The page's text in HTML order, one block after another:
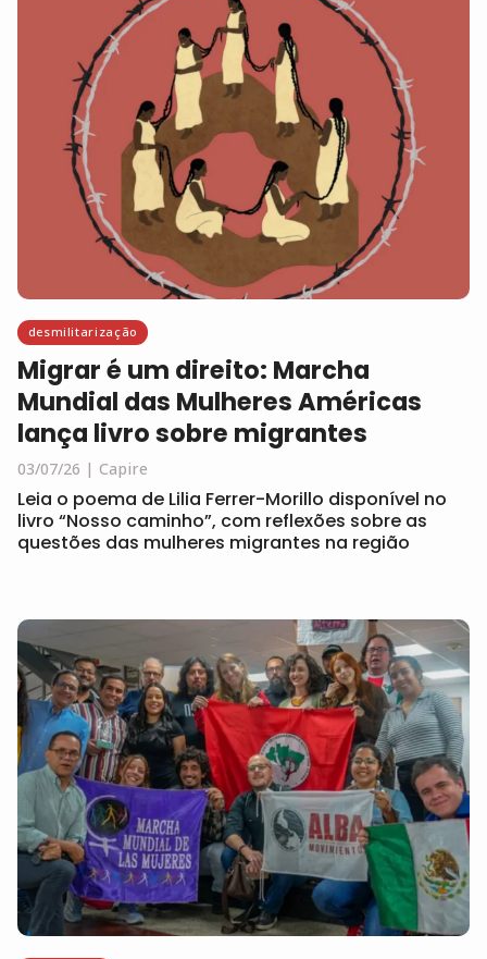
desmilitarização
Migrar é um direito: Marcha
Mundial das Mulheres Américas
lança livro sobre migrantes
03/07/26 Capire
Leia o poema de Lilia Ferrer-Morillo disponível no
livro “Nosso caminho”, com reflexões sobre as
questões das mulheres migrantes na região